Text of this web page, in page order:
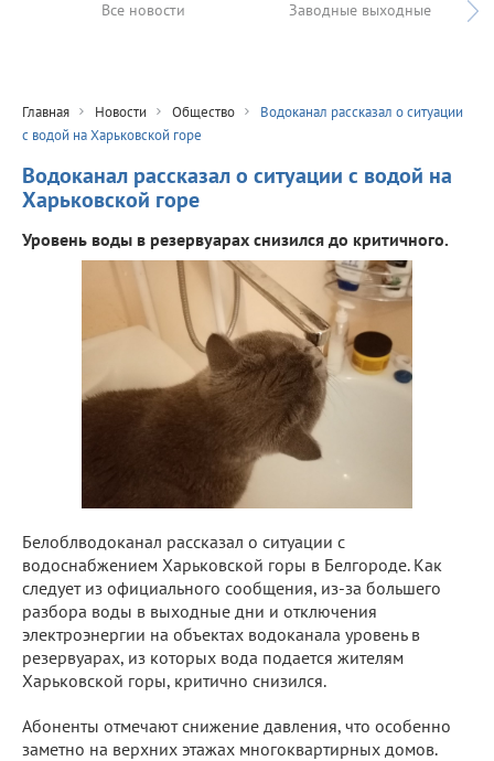
Все новости Заводные выходные
Главная Новости Общество
Водоканал рассказал о ситуации
с водой на Харьковской горе
Водоканал рассказал о ситуации с водой на
Харьковской горе
Уровень воды в резервуарах снизился до критичного.
Белоблводоканал рассказал о ситуации с
водоснабжением Харьковской горы в Белгороде. Как
следует из официального сообщения, из-за большего
разбора воды в выходные дни и отключения
электроэнергии на объектах водоканала уровень в
резервуарах, из которых вода подается жителям
Харьковской горы, критично снизился.
Абоненты отмечают снижение давления, что особенно
заметно на верхних этажах многоквартирных домов.